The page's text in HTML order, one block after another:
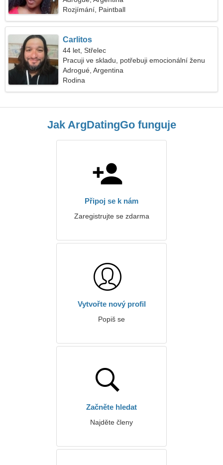
Rozjímání, Paintball
Carlitos
44 let, Střelec
Pracuji ve skladu, potřebuji emocionální ženu
Adrogué, Argentina
Rodina
Jak ArgDatingGo funguje
Připoj se k nám
Zaregistrujte se zdarma
Vytvořte nový profil
Popiš se
Začněte hledat
Najděte členy